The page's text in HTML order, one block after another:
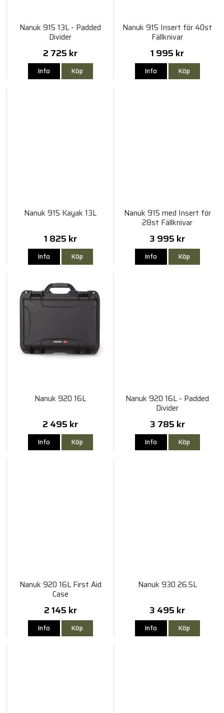
Nanuk 915 13L - Padded
Divider
2 725 kr
Info Köp
Nanuk 915 Insert för 40st
Fällknivar
1 995 kr
Info Köp
Nanuk 915 Kayak 13L
1 825 kr
Info Köp
Nanuk 915 med Insert för
28st Fällknivar
3 995 kr
Info Köp
Nanuk 920 16L
2 495 kr
Info Köp
Nanuk 920 16L - Padded
Divider
3 785 kr
Info Köp
Nanuk 920 16L First Aid
Case
2 145 kr
Info Köp
Nanuk 930 26.5L
3 495 kr
Info Köp